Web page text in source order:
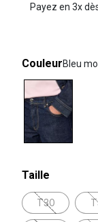
Payez en 3x
CouleurBleu
Taille
T30